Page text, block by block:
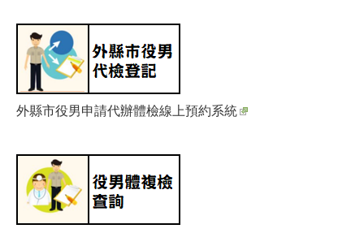
外縣市役男申請代辦體檢線上預約系統